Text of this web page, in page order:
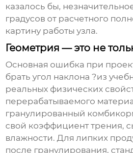
казалось бы,
градусов от расчетного
картину работы узла.
Геометрия — это не
Основная ошибка при
брать угол наклона ?из
реальных физических
перерабатываемого
гранулированный
свой коэффициент трения,
влажности. Для липких
после гранулирования,